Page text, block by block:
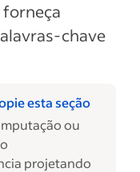
forneça
chave
esta seção
ou
projetando